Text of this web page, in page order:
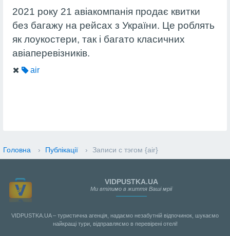
2021 року 21 авіакомпанія продає квитки
без багажу на рейсах з України. Це роблять
як лоукостери, так і багато класичних
авіаперевізників.
air
Головна › Публікації › Записи с тэгом {air}
VIDPUSTKA.UA
Ми втілимо в життя Ваші мрії
VIDPUSTKA.UA – туристична агенція, надаємо незабутній відпочинок, шукаємо
найкращі тури, відправляємо в перевірені отелі!